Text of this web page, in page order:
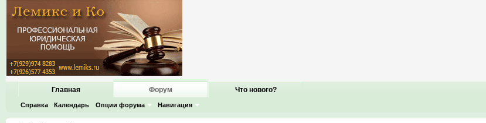
Главная Форум
Справка Календарь Опции форума Навигация
Что нового?